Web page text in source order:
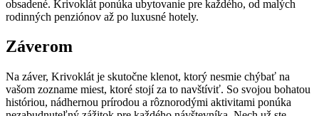
obsadené. Krivoklát ponúka ubytovanie pre každého, od malých
rodinných penziónov až po luxusné hotely.
Záverom
Na záver, Krivoklát je skutočne klenot, ktorý nesmie chýbať na
vašom zozname miest, ktoré stojí za to navštíviť. So svojou bohatou
históriou, nádhernou prírodou a rôznorodými aktivitami ponúka